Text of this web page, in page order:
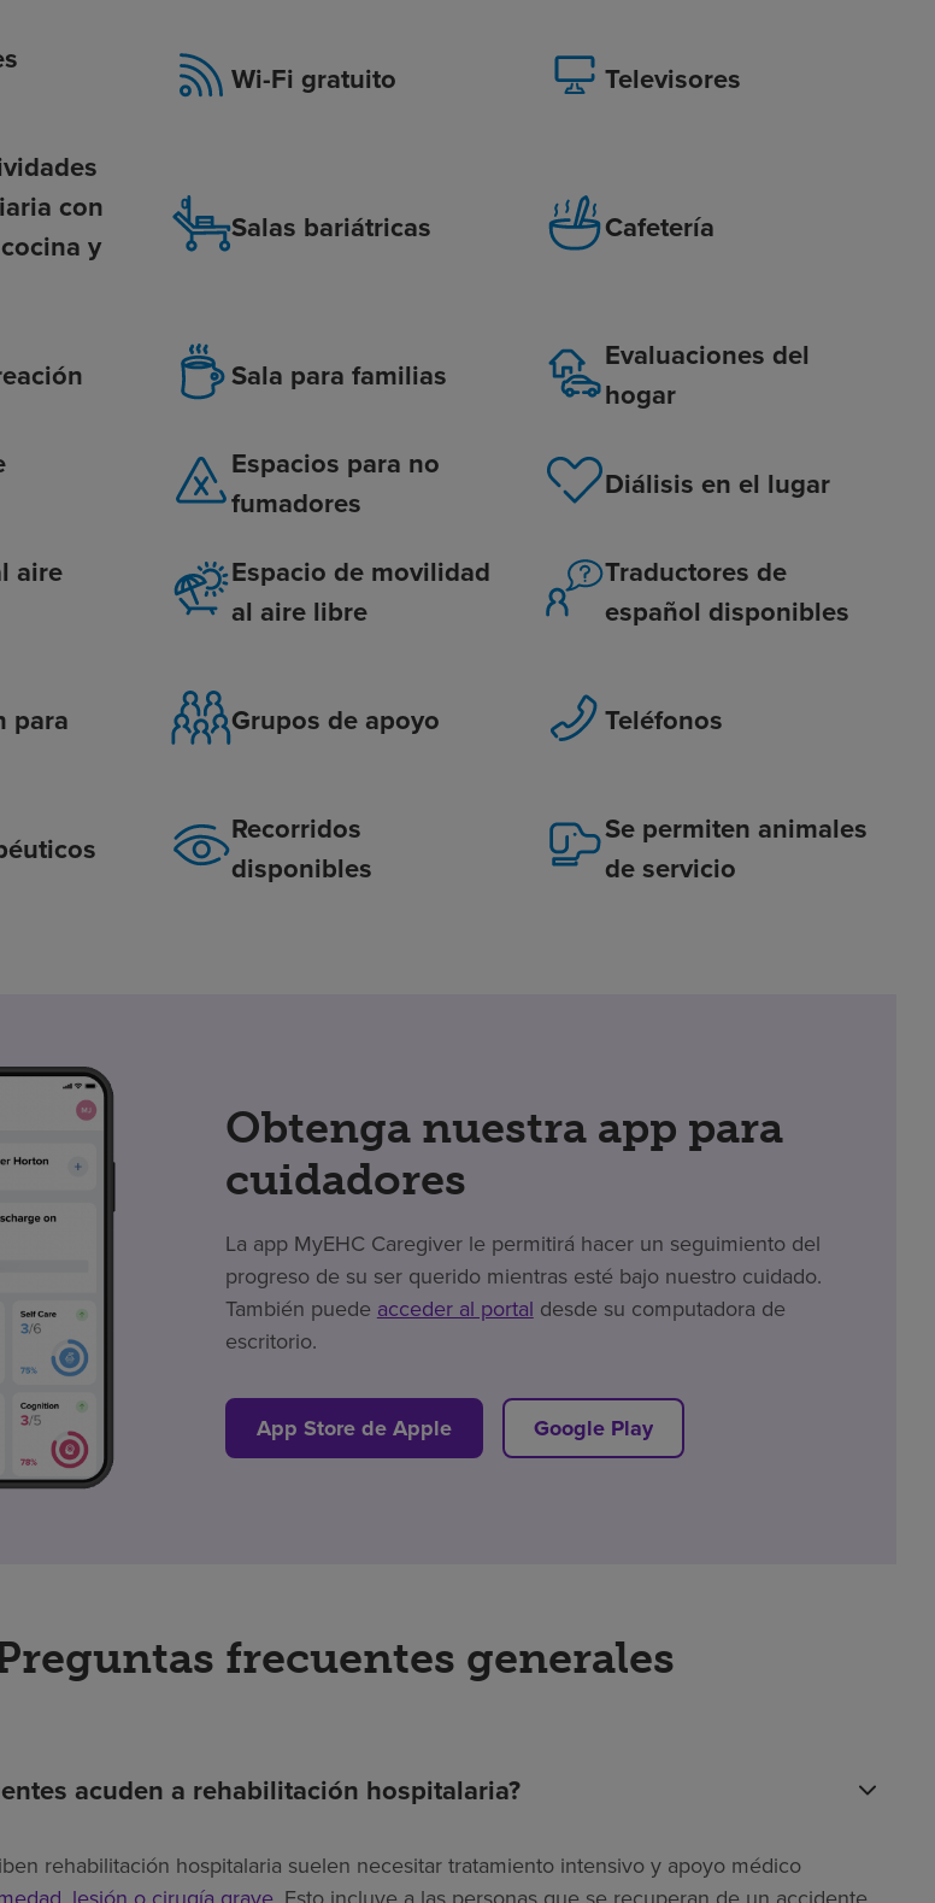
Wi-Fi gratuito Televisores
con
y
Salas bariátricas Cafetería
Sala para familias
Evaluaciones del
hogar
Espacios para no
fumadores
Diálisis en el lugar
aire
Espacio de movilidad
al aire libre
Traductores de
español disponibles
para
Grupos de apoyo Teléfonos
Recorridos
disponibles
Se permiten animales
de servicio
Obtenga nuestra app para
cuidadores
La app MyEHC Caregiver le permitirá hacer un seguimiento del
progreso de su ser querido mientras esté bajo nuestro cuidado.
También puede acceder al portal desde su computadora de
escritorio.
App Store de Apple Google Play
frecuentes generales
acuden a rehabilitación hospitalaria?
rehabilitación hospitalaria suelen necesitar tratamiento intensivo y apoyo médico